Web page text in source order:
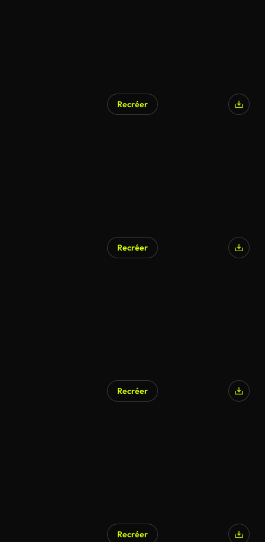
Recréer
Recréer
Recréer
Recréer